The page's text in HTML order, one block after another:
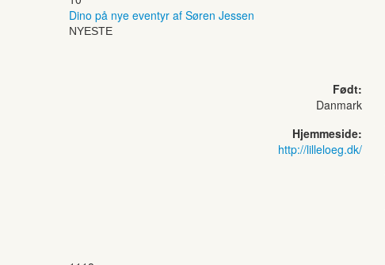
Dino på nye eventyr af Søren Jessen
NYESTE
Født:
Danmark
Hjemmeside:
http://lilleloeg.dk/